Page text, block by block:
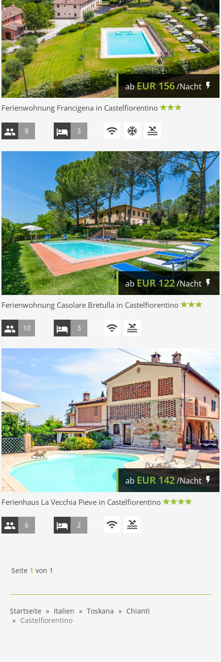
abEUR156/Nacht
Ferienwohnung Francigena in Castelfiorentino
8 3
ab EUR122/Nacht
Ferienwohnung Casolare Bretulla in Castelfiorentino
10 3
ab EUR142/Nacht
Ferienhaus La Vecchia Pieve in Castelfiorentino
6 2
Seite 1 von 1
Startseite Italien Toskana
Chianti
Castelfiorentino